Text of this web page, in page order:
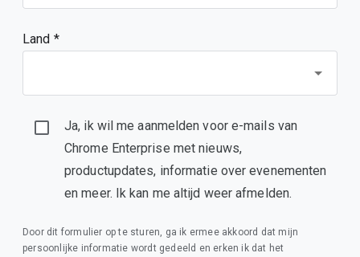
Land *
Ja, ik wil me aanmelden voor e-mails van
Chrome Enterprise met nieuws,
productupdates, informatie over evenementen
en meer. Ik kan me altijd weer afmelden.
Door dit formulier op te sturen, ga ik ermee akkoord dat mijn
persoonlijke informatie wordt gedeeld en erken ik dat het